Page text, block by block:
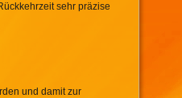
sehr präzise
und damit zur